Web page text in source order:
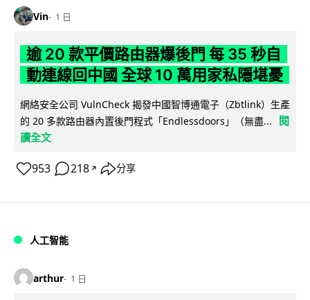
Vin 1 日
逾 20 款平價路由器爆後門 每 35 秒自
動連線回中國 全球 10 萬用家私隱堪憂
網絡安全公司 VulnCheck 揭發中國智博通電子（Zbtlink）生產
的 20 多款路由器內置後門程式「Endlessdoors」（無盡...
閱
讀全文
953 218 ↗ 分享
人工智能
arthur 1 日